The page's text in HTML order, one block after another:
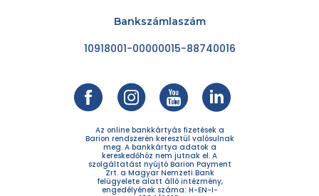
Bankszámlaszám
10918001-00000015-88740016
Az online bankkártyás fizetések a
Barion rendszerén keresztül valósulnak
meg. A bankkártya adatok a
kereskedőhöz nem jutnak el. A
szolgáltatást nyújtó Barion Payment
Zrt. a Magyar Nemzeti Bank
felügyelete alatt álló intézmény,
engedélyének száma: H-EN-I-